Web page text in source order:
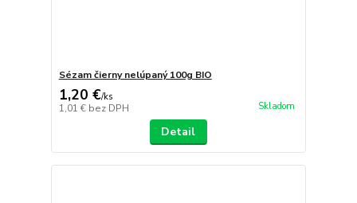
Sézam čierny nelúpaný 100g BIO
1,20 €/ks
1,01 € bez DPH Skladom
Detail